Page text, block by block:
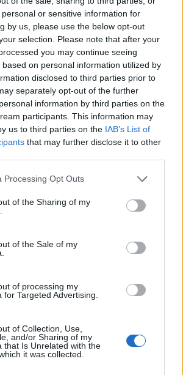
or sensitive information for
by us, please use the below opt-out
selection. Please note that after your
you may continue seeing
on personal information utilized by
disclosed to third parties prior to
separately opt-out of the further
information by third parties on the
participants. This information may
us to third parties on the IAB’s List of
that may further disclose it to other
Processing Opt Outs
of the Sharing of my
of the Sale of my
of processing my
for Targeted Advertising.
of Collection, Use,
and/or Sharing of my
that Is Unrelated with the
it was collected.
Δημήτριος (Π.Γ.Σ.
4.000 μ. (24 συμμετοχές)
(Π.Σ. Κρόνος Νίκαιας)
(Ολυμπιάδα Νεαπόλεως
Ιωάννης (Πελοτόν Π.Ο.Η.ΑΤ.)
Αναστάσιος (Σπαρτιατικός
(Π.Ο. Καρδίτσας) και 6)